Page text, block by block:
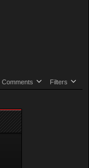
Comments Filters